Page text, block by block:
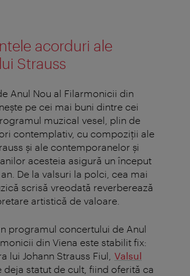
acorduri ale
Strauss
Anul Nou al Filarmonicii din
pe cei mai buni dintre cei
rogramul muzical vesel, plin de
contemplativ, cu compoziții ale
și ale contemporanelor și
acesteia asigură un început
De la valsuri la polci, cea mai
scrisă vreodată reverberează
artistică de valoare.
programul concertului de Anul
din Viena este stabilit fix:
lui Johann Strauss Fiul, Valsul
deja statut de cult, fiind oferită ca